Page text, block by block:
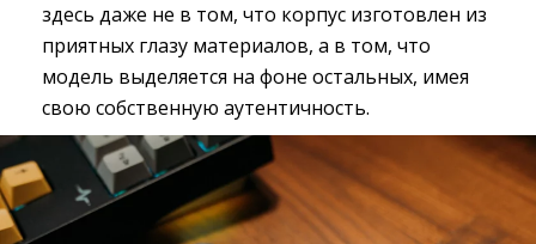
здесь даже не в том, что корпус изготовлен из
приятных глазу материалов, а в том, что
модель выделяется на фоне остальных, имея
свою собственную аутентичность.